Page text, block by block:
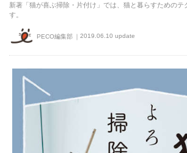
新著「猫が喜ぶ掃除・片付け」では、猫と暮らすためのテ
す。
PECO編集部 2019.06.10 update